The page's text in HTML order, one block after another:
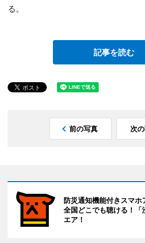
る。
記事を読む
前の写真 次
防災通知機能付きスマ
全国どこでも聴ける！「
エア！